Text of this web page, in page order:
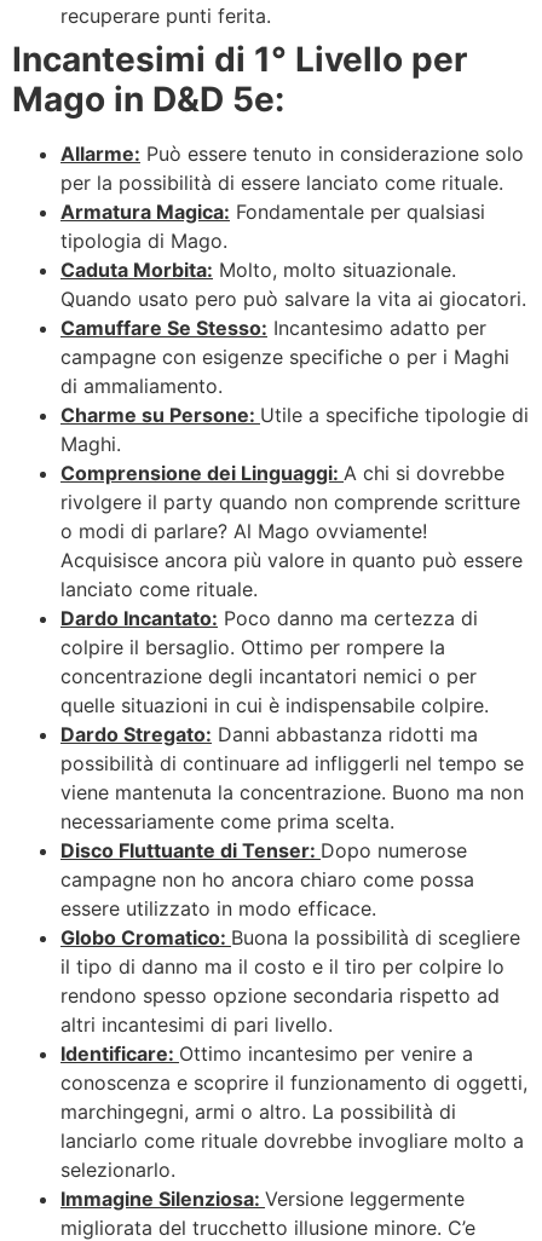
recuperare punti ferita.
Incantesimi di 1° Livello per
Mago in D&D 5e:
Allarme: Può essere tenuto in considerazione solo
per la possibilità di essere lanciato come rituale.
Armatura Magica: Fondamentale per qualsiasi
tipologia di Mago.
Caduta Morbita: Molto, molto situazionale.
Quando usato pero può salvare la vita ai giocatori.
Camuffare Se Stesso: Incantesimo adatto per
campagne con esigenze specifiche o per i Maghi
di ammaliamento.
Charme su Persone: Utile a specifiche tipologie di
Maghi.
Comprensione dei Linguaggi: A chi si dovrebbe
rivolgere il party quando non comprende scritture
o modi di parlare? Al Mago ovviamente!
Acquisisce ancora più valore in quanto può essere
lanciato come rituale.
Dardo Incantato: Poco danno ma certezza di
colpire il bersaglio. Ottimo per rompere la
concentrazione degli incantatori nemici o per
quelle situazioni in cui è indispensabile colpire.
Dardo Stregato: Danni abbastanza ridotti ma
possibilità di continuare ad infliggerli nel tempo se
viene mantenuta la concentrazione. Buono ma non
necessariamente come prima scelta.
Disco Fluttuante di Tenser: Dopo numerose
campagne non ho ancora chiaro come possa
essere utilizzato in modo efficace.
Globo Cromatico: Buona la possibilità di scegliere
il tipo di danno ma il costo e il tiro per colpire lo
rendono spesso opzione secondaria rispetto ad
altri incantesimi di pari livello.
Identificare: Ottimo incantesimo per venire a
conoscenza e scoprire il funzionamento di oggetti,
marchingegni, armi o altro. La possibilità di
lanciarlo come rituale dovrebbe invogliare molto a
selezionarlo.
Immagine Silenziosa: Versione leggermente
migliorata del trucchetto illusione minore. C’e